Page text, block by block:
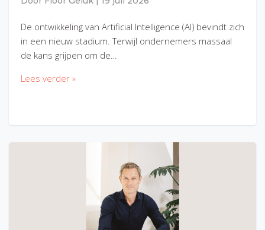
De ontwikkeling van Artificial Intelligence (AI) bevindt zich
in een nieuw stadium. Terwijl ondernemers massaal
de kans grijpen om de…
Lees verder »